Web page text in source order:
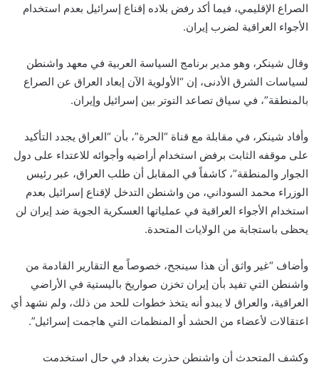
الصراع الإقليمي، فيما أكد رفض بلاده إقناع إسرائيل بعدم استخدام
الأجواء العراقية لضرب إيران.
وقال شينكر، وهو مدير برنامج السياسة العربية في معهد واشنطن
لسياسات الشرق الأدنى، إن “الأولوية الآن إبعاد العراق عن الصراع
بالمنطقة”، في سياق تصاعد التوتر بين إسرائيل وإيران.
وأفاد شينكر، في مقابلة مع قناة “الحرة”، بأن “العراق يجدد التأكيد
على موقفه الثابت برفض استخدام أراضيه وأجوائه للاعتداء على دول
الجوار والمنطقة”، كاشفاً في المقابل أن طلب العراق، عبر رئيس
الوزراء محمد السوداني، من واشنطن التدخل لإقناع إسرائيل بعدم
استخدام الأجواء العراقية في عملياتها العسكرية الجوية ضد إيران لن
يحظى باستجابة من الولايات المتحدة.
وأضاف “غير واثق أن هذا سينجح، خصوصاً مع التقارير القادمة من
واشنطن التي تفيد بأن إيران تخزن صواريخ باليستية في الأراضي
العراقية، والعراق لا يبدو أنه يتخذ خطوات للحد من ذلك، ولم نشهد أي
اعتقالات لأعضاء من الحشد أو المنظمات التي هاجمت إسرائيل”.
وكشف المتحدث أن واشنطن حذرت بغداد في حال استخدمت